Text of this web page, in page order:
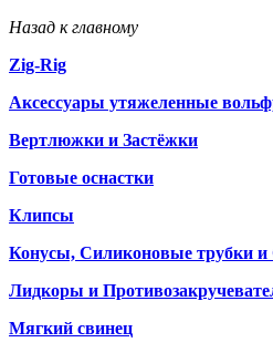
Назад к главному
Zig-Rig
Аксессуары утяжеленные
Вертлюжки и Застёжки
Готовые оснастки
Клипсы
Конусы, Силиконовые трубки и
Лидкоры и
Мягкий свинец